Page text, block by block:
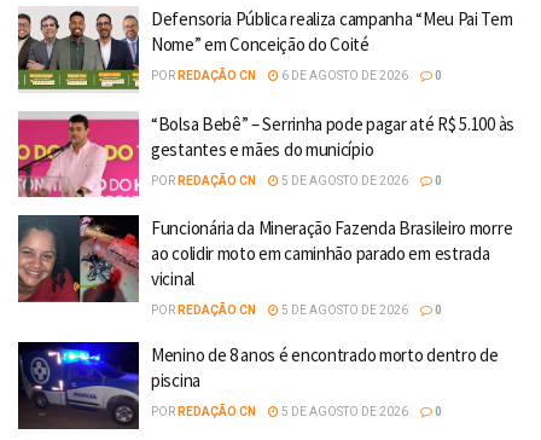
Defensoria Pública realiza campanha “Meu Pai Tem
Nome” em Conceição do Coité
POR REDAÇÃO CN 6 DE AGOSTO DE 2026 0
“Bolsa Bebê” – Serrinha pode pagar até R$ 5.100 às
gestantes e mães do município
POR REDAÇÃO CN 5 DE AGOSTO DE 2026 0
Funcionária da Mineração Fazenda Brasileiro morre
ao colidir moto em caminhão parado em estrada
vicinal
POR REDAÇÃO CN 5 DE AGOSTO DE 2026 0
Menino de 8 anos é encontrado morto dentro de
piscina
POR REDAÇÃO CN 5 DE AGOSTO DE 2026 0